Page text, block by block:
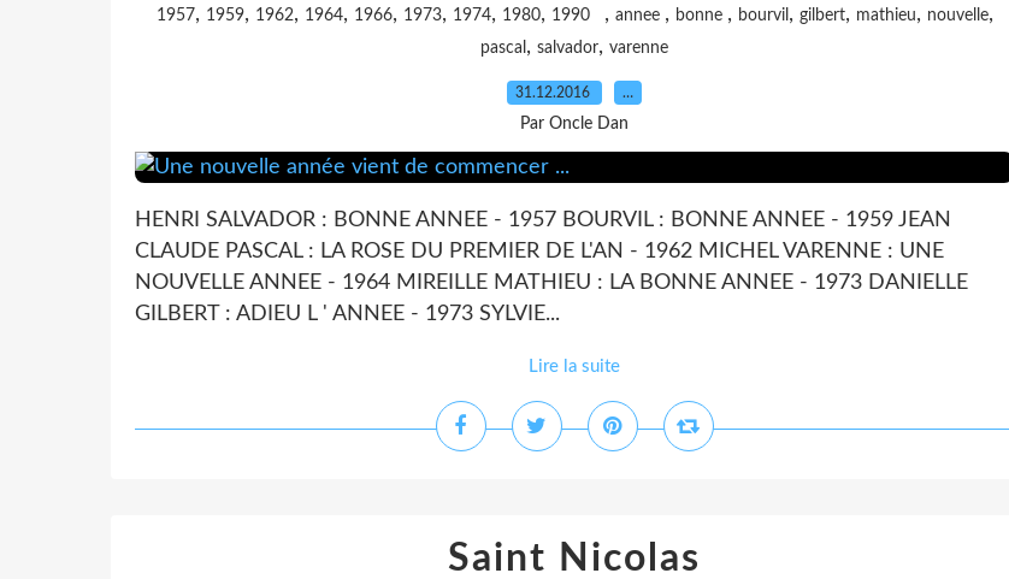
1957, 1959, 1962, 1964, 1966, 1973, 1974, 1980, 1990 , annee , bonne , bourvil, gilbert, mathieu, nouvelle,
pascal , salvador, varenne
31.12.2016 …
Par Oncle Dan
HENRI SALVADOR : BONNE ANNEE - 1957 BOURVIL : BONNE ANNEE - 1959 JEAN
CLAUDE PASCAL : LA ROSE DU PREMIER DE L'AN - 1962 MICHEL VARENNE : UNE
NOUVELLE ANNEE - 1964 MIREILLE MATHIEU : LA BONNE ANNEE - 1973 DANIELLE
GILBERT : ADIEU L ' ANNEE - 1973 SYLVIE...
Lire la suite
Saint Nicolas